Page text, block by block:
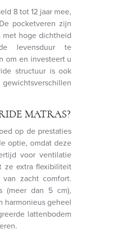
8 tot 12 jaar mee,
pocketveren zijn
hoge dichtheid
levensduur te
om en investeert u
structuur is ook
MATRAS?
op de prestaties
optie, omdat deze
voor ventilatie
ze extra flexibiliteit
zacht comfort.
(meer dan 5 cm),
harmonieus geheel
lattenbodem